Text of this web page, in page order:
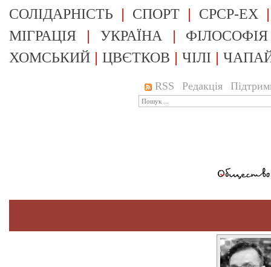
СОЛІДАРНІСТЬ | СПОРТ | СРСР-EX
МІГРАЦІЯ | УКРАЇНА | ФІЛОСОФІЯ
ХОМСЬКИЙ | ЦВЄТКОВ | ЧІЛІ |
RSS Редакція